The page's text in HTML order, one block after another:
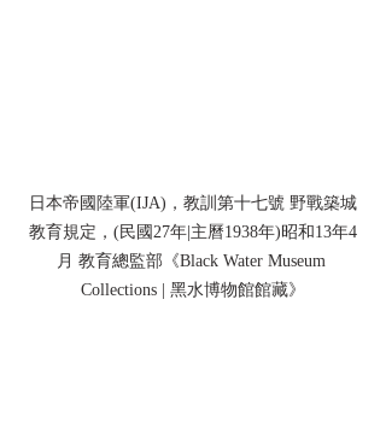
日本帝國陸軍(IJA)，教訓第十七號 野戰築城
教育規定，(民國27年|主曆1938年)昭和13年4
月 教育總監部《Black Water Museum
Collections | 黑水博物館館藏》